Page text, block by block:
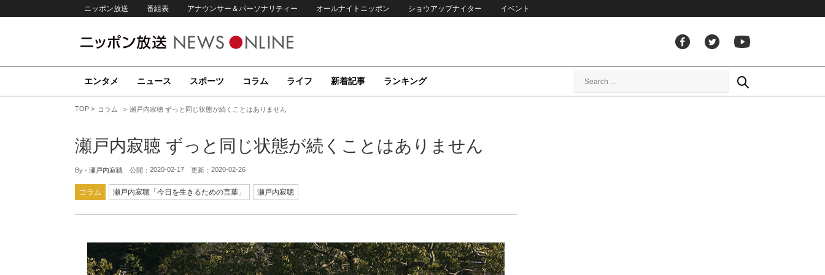
ニッポン放送 番組表 アナウンサー＆パーソナリティー オールナイトニッポン ショウアップナイター イベント
エンタメ ニュース スポーツ コラム ライフ 新着記事 ランキング
TOP コラム 瀬戸内寂聴 ずっと同じ状態が続くことはありません
瀬戸内寂聴 ずっと同じ状態が続くことはありません
By - 瀬戸内寂聴 公開： 2020-02-17 更新： 2020-02-26
コラム 瀬戸内寂聴「今日を生きるための言葉」 瀬戸内寂聴